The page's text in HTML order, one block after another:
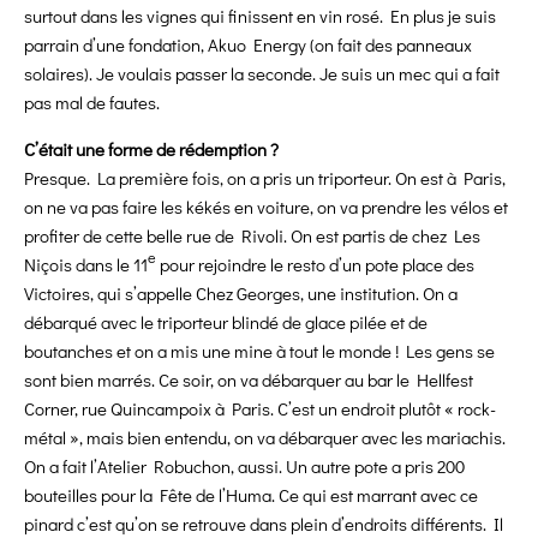
surtout dans les vignes qui finissent en vin rosé. En plus je suis
parrain d’une fondation, Akuo Energy (on fait des panneaux
solaires). Je voulais passer la seconde. Je suis un mec qui a fait
pas mal de fautes.
C’était une forme de rédemption ?
Presque. La première fois, on a pris un triporteur. On est à Paris,
on ne va pas faire les kékés en voiture, on va prendre les vélos et
profiter de cette belle rue de Rivoli. On est partis de chez Les
Niçois dans le 11e pour rejoindre le resto d’un pote place des
Victoires, qui s’appelle Chez Georges, une institution. On a
débarqué avec le triporteur blindé de glace pilée et de
boutanches et on a mis une mine à tout le monde ! Les gens se
sont bien marrés. Ce soir, on va débarquer au bar le Hellfest
Corner, rue Quincampoix à Paris. C’est un endroit plutôt « rock-
métal », mais bien entendu, on va débarquer avec les mariachis.
On a fait l’Atelier Robuchon, aussi. Un autre pote a pris 200
bouteilles pour la Fête de l’Huma. Ce qui est marrant avec ce
pinard c’est qu’on se retrouve dans plein d’endroits différents. Il